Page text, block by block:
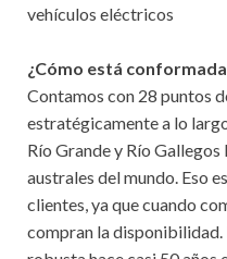
vehículos eléctricos
¿Cómo está
Contamos con 28 puntos
estratégicamente a lo
Río Grande y Río
australes del mundo. Eso
clientes, ya que cuando
compran la disponibilidad.